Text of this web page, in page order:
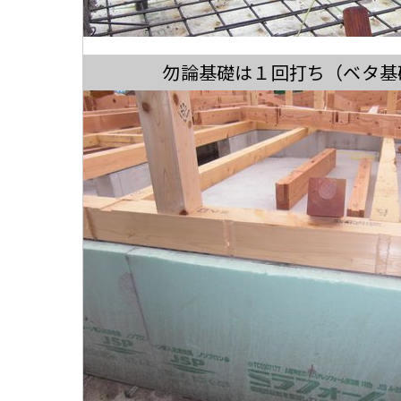
勿論基礎は１回打ち（ベタ